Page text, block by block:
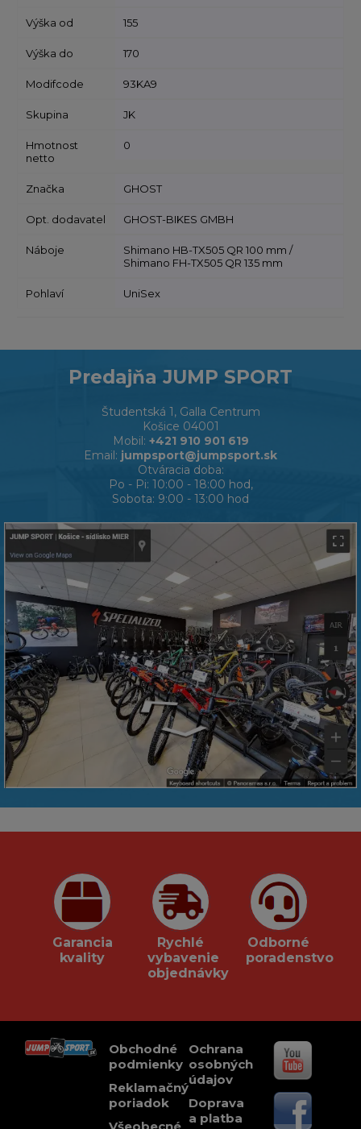
Výška od 155
Výška do 170
Modifcode 93KA9
Skupina JK
Hmotnost
netto
0
Značka GHOST
Opt. dodavatel GHOST-BIKES GMBH
Náboje
Shimano HB-TX505 QR 100 mm /
Shimano FH-TX505 QR 135 mm
Pohlaví UniSex
Predajňa JUMP SPORT
Študentská 1, Galla Centrum
Košice 04001
Mobil: +421 910 901 619
Email: jumpsport@jumpsport.sk
Otváracia doba:
Po - Pi: 10:00 - 18:00 hod,
Sobota: 9:00 - 13:00 hod
Garancia
kvality
Rychlé
vybavenie
objednávky
Odborné
poradenstvo
Obchodné
podmienky
Reklamačný
poriadok
Všeobecné
Ochrana
osobných
údajov
Doprava
a platba